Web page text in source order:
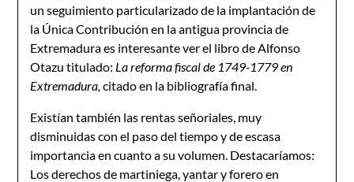
un seguimiento particularizado de la implantación de
la Única Contribución en la antigua provincia de
Extremadura es interesante ver el libro de Alfonso
Otazu titulado: La reforma fiscal de 1749-1779 en
Extremadura,citado en la bibliografía final.
Existían también las rentas señoriales, muy
disminuidas con el paso del tiempo y de escasa
importancia en cuanto a su volumen. Destacaríamos:
Los derechos de martiniega, yantar y forero en